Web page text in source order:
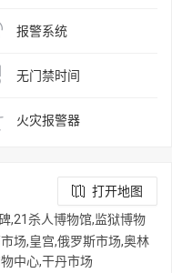
报警系统
无门禁时间
火灾报警器
打开地图
,21杀人博物馆,监狱博物
场,皇宫,俄罗斯市场,奥林
中心,干丹市场